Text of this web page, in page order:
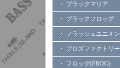
・ ブラックマリア
・ ブラックフロッグ
・ フラッシュユニオン
・ プロズファクトリー
・ フロッグ(FROG)